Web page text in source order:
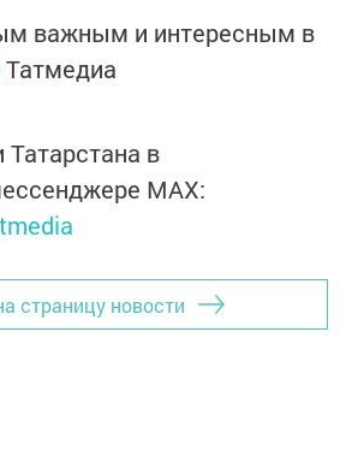
важным и интересным в
Татмедиа
Татарстана в
MАХ:
страницу новости